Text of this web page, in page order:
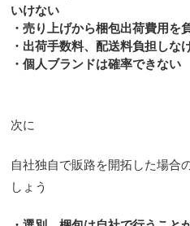
いけない
・売り上げから梱包出荷費用を
・出荷手数料、配送料負担しな
・個人ブランドは確率できない
次に
自社独自で販路を開拓した場合
しょう